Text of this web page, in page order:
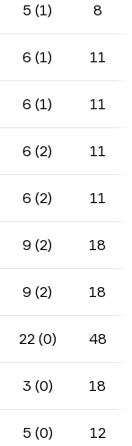
5 (1) 8
6 (1) 11
6 (1) 11
6 (2) 11
6 (2) 11
9 (2) 18
9 (2) 18
22 (0) 48
3 (0) 18
5 (0) 12